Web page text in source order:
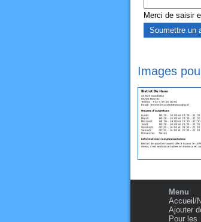
Merci de saisir
Images
Menu
Accueil/
Ajouter
Pour les